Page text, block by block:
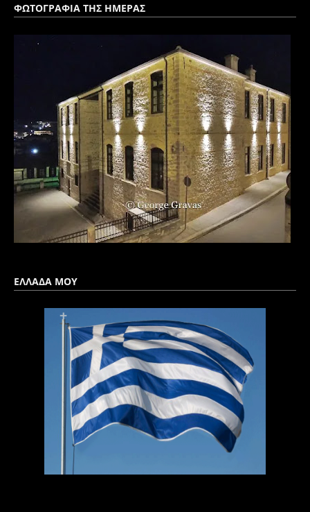
ΦΩΤΟΓΡΑΦΙΑ ΤΗΣ ΗΜΕΡΑΣ
ΕΛΛΑΔΑ ΜΟΥ